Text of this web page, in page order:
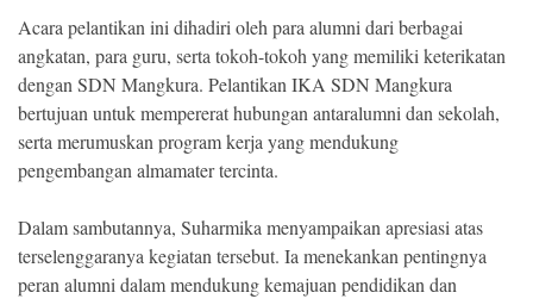
Acara pelantikan ini dihadiri oleh para alumni dari berbagai
angkatan, para guru, serta tokoh-tokoh yang memiliki keterikatan
dengan SDN Mangkura. Pelantikan IKA SDN Mangkura
bertujuan untuk mempererat hubungan antaralumni dan sekolah,
serta merumuskan program kerja yang mendukung
pengembangan almamater tercinta.
Dalam sambutannya, Suharmika menyampaikan apresiasi atas
terselenggaranya kegiatan tersebut. Ia menekankan pentingnya
peran alumni dalam mendukung kemajuan pendidikan dan